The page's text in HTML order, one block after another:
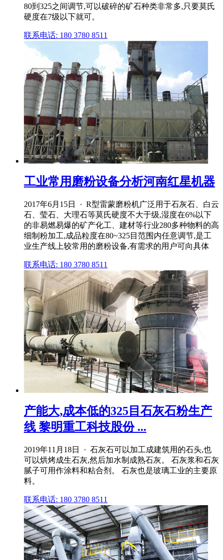
80到325之间调节,可以破碎的矿石种类非常多,只要莫氏
硬度在7级以下就可。
联系电话: 180 3780 8511
工业常用磨粉设备分析河南红星机器
2017年6月15日 · R型雷蒙磨粉机广泛用于石灰石、白云
石、莹石、大理石等莫氏硬度不大于级,湿度在6%以下
的非易燃易爆的矿产化工、建材等行业280多种物料的高
细制粉加工,成品粒度在80~325目范围内任意调节,是工
业生产线上较常用的磨粉设备,有需求的用户可向具体
联系电话: 180 3780 8511
产能大,成本低的325目石灰石粉生产
线 黎明重工科技股份 ...
2019年11月18日 · 石灰石可以加工成建筑用的石头,也
可以烘烤成生石灰,然后加水制成熟石灰。 石灰浆和石灰
腻子可用作涂料和粘合剂。 石灰也是玻璃工业的主要原
料。
联系电话: 180 3780 8511